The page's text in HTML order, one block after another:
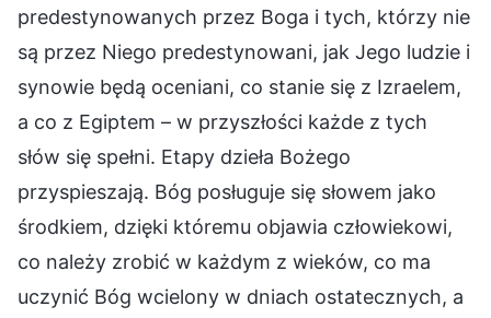
predestynowanych przez Boga i tych, którzy nie
są przez Niego predestynowani, jak Jego ludzie i
synowie będą oceniani, co stanie się z Izraelem,
a co z Egiptem – w przyszłości każde z tych
słów się spełni. Etapy dzieła Bożego
przyspieszają. Bóg posługuje się słowem jako
środkiem, dzięki któremu objawia człowiekowi,
co należy zrobić w każdym z wieków, co ma
uczynić Bóg wcielony w dniach ostatecznych, a